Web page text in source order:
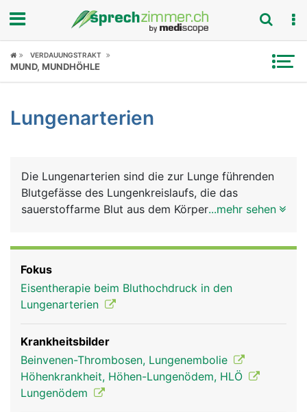
Fokus
Symptome
News
Rubriken
VERDAUUNGSTRAKT
MUND, MUNDHÖHLE
Lungenarterien
Die Lungenarterien sind die zur Lunge führenden
Blutgefässe des Lungenkreislaufs, die das
sauerstoffarme Blut aus dem Körperkreislauf vom
normalerweise die Venen.
...mehr sehen
Fokus
Eisentherapie beim Bluthochdruck in den
Lungenarterien
Krankheitsbilder
Beinvenen-Thrombosen, Lungenembolie
Höhenkrankheit, Höhen-Lungenödem, HLÖ
Lungenödem